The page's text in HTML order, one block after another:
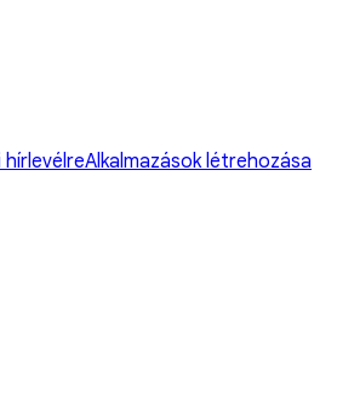
Alkalmazások létrehozása